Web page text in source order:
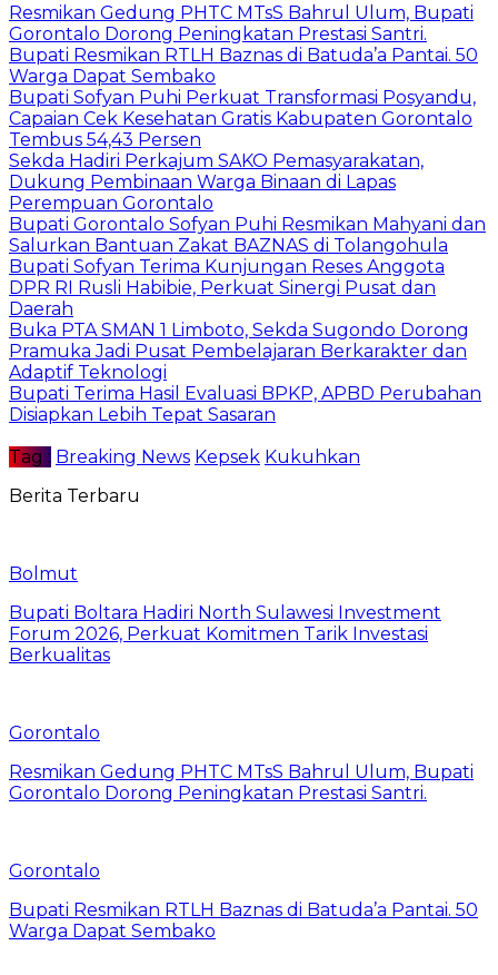
Resmikan Gedung PHTC MTsS Bahrul Ulum, Bupati
Gorontalo Dorong Peningkatan Prestasi Santri.
Bupati Resmikan RTLH Baznas di Batuda’a Pantai. 50
Warga Dapat Sembako
Bupati Sofyan Puhi Perkuat Transformasi Posyandu,
Capaian Cek Kesehatan Gratis Kabupaten Gorontalo
Tembus 54,43 Persen
Sekda Hadiri Perkajum SAKO Pemasyarakatan,
Dukung Pembinaan Warga Binaan di Lapas
Perempuan Gorontalo
Bupati Gorontalo Sofyan Puhi Resmikan Mahyani dan
Salurkan Bantuan Zakat BAZNAS di Tolangohula
Bupati Sofyan Terima Kunjungan Reses Anggota
DPR RI Rusli Habibie, Perkuat Sinergi Pusat dan
Daerah
Buka PTA SMAN 1 Limboto, Sekda Sugondo Dorong
Pramuka Jadi Pusat Pembelajaran Berkarakter dan
Adaptif Teknologi
Bupati Terima Hasil Evaluasi BPKP, APBD Perubahan
Disiapkan Lebih Tepat Sasaran
Tag : Breaking News Kepsek Kukuhkan
Berita Terbaru
Bolmut
Bupati Boltara Hadiri North Sulawesi Investment
Forum 2026, Perkuat Komitmen Tarik Investasi
Berkualitas
Gorontalo
Resmikan Gedung PHTC MTsS Bahrul Ulum, Bupati
Gorontalo Dorong Peningkatan Prestasi Santri.
Gorontalo
Bupati Resmikan RTLH Baznas di Batuda’a Pantai. 50
Warga Dapat Sembako